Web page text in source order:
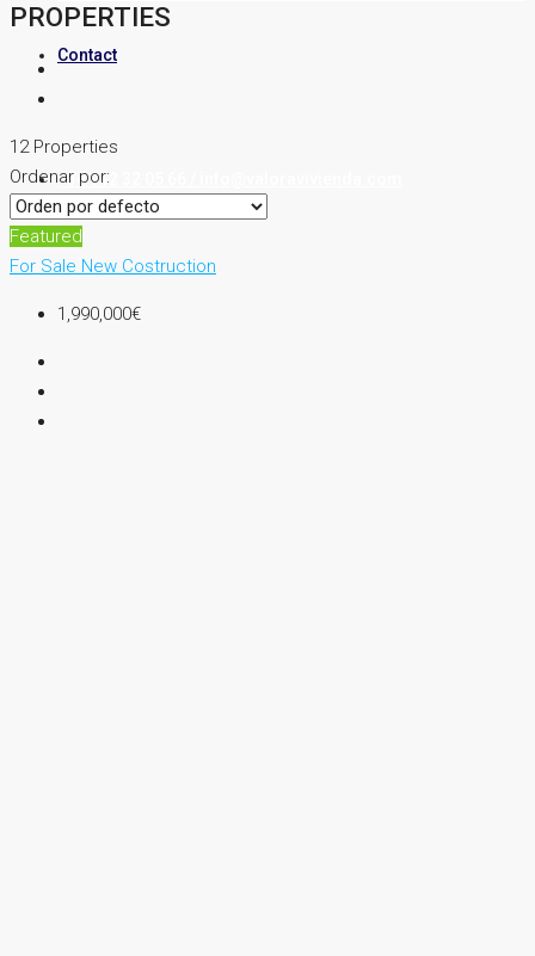
Contact
+34 912 32 05 66 / info@valoravivienda.com
PROPERTIES
12 Properties
Ordenar por:
Featured
For Sale New Costruction
1,990,000€